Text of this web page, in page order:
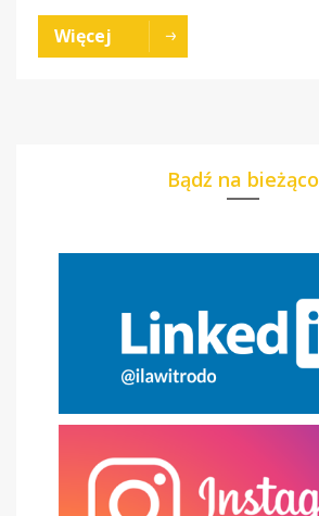
Więcej
Bądź na bieżąco